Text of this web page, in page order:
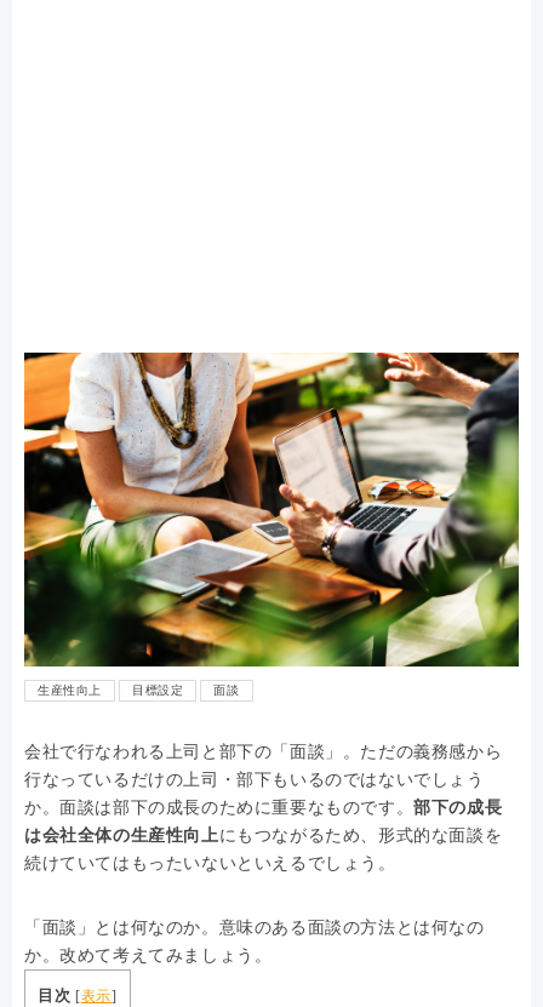
生産性向上 目標設定 面談
会社で行なわれる上司と部下の「面談」。ただの義務感から
行なっているだけの上司・部下もいるのではないでしょう
か。面談は部下の成長のために重要なものです。部下の成長
は会社全体の生産性向上にもつながるため、形式的な面談を
続けていてはもったいないといえるでしょう。
「面談」とは何なのか。意味のある面談の方法とは何なの
か。改めて考えてみましょう。
目次 [表示]